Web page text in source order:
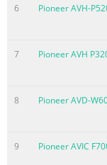
Section 02
h(eject) 8 (back/
6 Pioneer AVH-
7 Pioneer AVH
8 Pioneer AVD-
9 Pioneer AVIC